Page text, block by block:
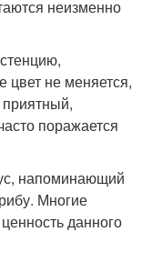
неизменно
цвет не меняется,
поражается
напоминающий
Многие
данного